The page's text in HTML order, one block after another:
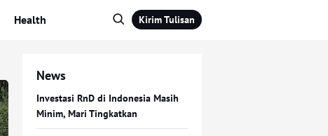
Health Kirim Tulisan
News
Investasi RnD di Indonesia Masih
Minim, Mari Tingkatkan